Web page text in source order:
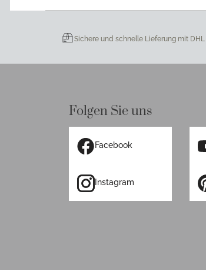
Sichere und schnelle Lieferung mit DHL
Folgen Sie uns
Facebook
Instagram